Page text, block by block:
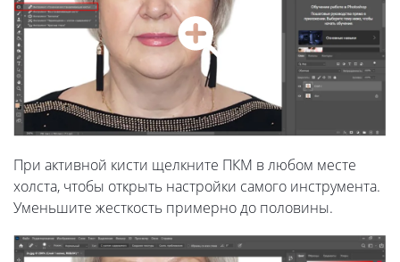
При активной кисти щелкните ПКМ в любом месте
холста, чтобы открыть настройки самого инструмента.
Уменьшите жесткость примерно до половины.